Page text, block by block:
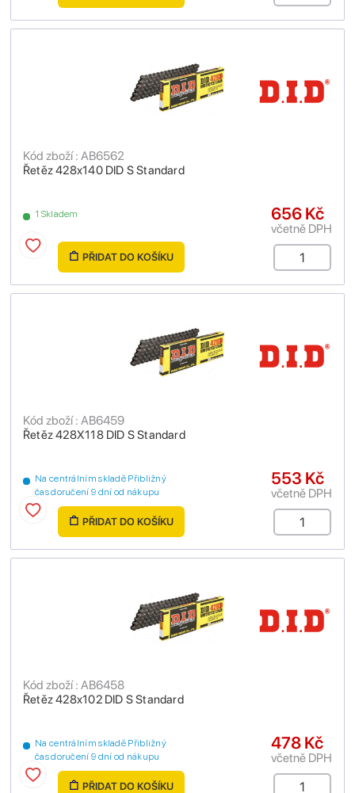
Řetěz 428x140 DID S Standard
Kód zboží : AB6562
1 Skladem 656 Kč
včetně DPH
PŘIDAT DO KOŠÍKU
Řetěz 428X118 DID S Standard
Kód zboží : AB6459
Na centrálním skladě Přibližný
čas doručení 9 dní od nákupu
553 Kč
včetně DPH
PŘIDAT DO KOŠÍKU
Řetěz 428x102 DID S Standard
Kód zboží : AB6458
Na centrálním skladě Přibližný
čas doručení 9 dní od nákupu
478 Kč
včetně DPH
PŘIDAT DO KOŠÍKU